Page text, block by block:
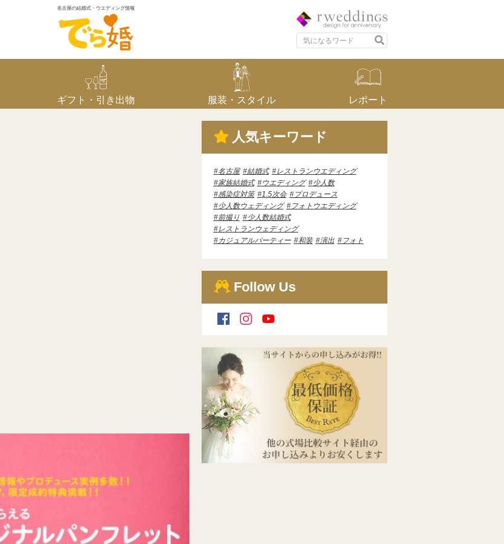
名古屋の結婚式・ウエディング情報
ギフト・引き出物 服装・スタイル レポート
人気キーワード
名古屋 結婚式
レストランウエディング
家族結婚式
ウエディング
少人数
感染症対策
1.5次会
プロデュース
少人数ウェディング
フォトウエディング
前撮り
少人数結婚式
レストランウェディング
カジュアルパーティー
和装 演出 フォト
Follow Us